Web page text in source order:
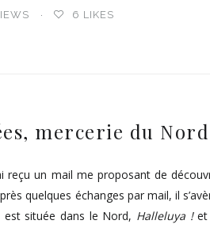
6 LIKES
mercerie du
reçu un mail me proposant de
quelques échanges par mail, il
est située dans le Nord, Halleluya !et